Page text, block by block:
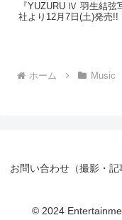
『YUZURU Ⅳ 羽生結弦
社より12月7日(土)発売!!
ホーム Music
お問い合わせ（撮影・
© 2024